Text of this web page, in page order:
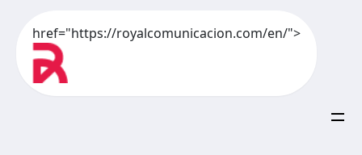
href="https://royalcomunicacion.com/en/">